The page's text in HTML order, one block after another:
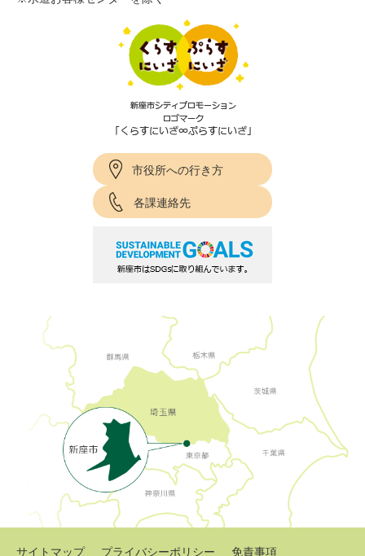
市役所への行き方
各課連絡先
サイトマップ プライバシーポリシー 免責事項